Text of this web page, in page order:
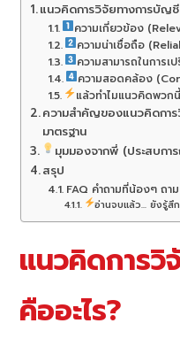
แนวคิดการวิจัยทางการบัญชี
ความเกี่ยวข้อง
ความน่าเชื่อถือ
ความสามารถในการ
ความสอดคล้อง
แล้วทำไมแนวคิดพว
ความสำคัญของแนวคิดกา
มาตรฐาน
มุมมองจากพี่ (ประสบกา
สรุป
FAQ คำถามที่น้องๆ ถา
อ่านจบแล้ว... ยังรู้สึ
แนวคิดการ
คืออะไร?